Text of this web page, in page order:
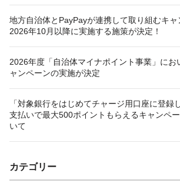
地方自治体とPayPayが連携して取り組むキャ
2026年10月以降に実施する施策が決定！
2026年度「自治体マイナポイント事業」にお
ャンペーンの実施が決定
「対象銀行をはじめてチャージ用口座に登録
支払いで最大500ポイントもらえるキャンペ
いて
カテゴリー